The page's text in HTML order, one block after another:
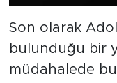
Son olarak
bulunduğu bir
müdahalede